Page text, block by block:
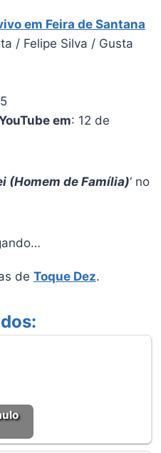
em Feira de Santana
/ Felipe Silva / Gusta
em: 12 de
(Homem de Família)‘ no
de Toque Dez.